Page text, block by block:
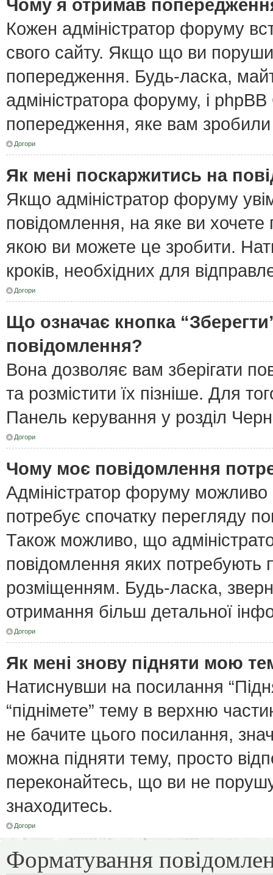
Чому я отримав
Кожен адміністратор форуму
свого сайту. Якщо що ви
попередження. Будь-ласка,
адміністратора форуму, і
попередження, яке вам
Догори
Як мені поскаржитись на
Якщо адміністратор форуму
повідомлення, на яке ви хочете
якою ви можете це зробити.
кроків, необхідних для
Догори
Що означає кнопка
повідомлення?
Вона дозволяє вам зберігати
та розмістити їх пізніше. Для
Панель керування у розділ
Догори
Чому моє повідомлення
Адміністратор форуму
потребує спочатку перегляду
Також можливо, що
повідомлення яких потребують
розміщенням. Будь-ласка,
отримання більш детальної
Догори
Як мені знову підняти мою
Натиснувши на посилання
“піднімете” тему в верхню
не бачите цього посилання,
можна підняти тему, просто
переконайтесь, що ви не
знаходитесь.
Догори
Форматування